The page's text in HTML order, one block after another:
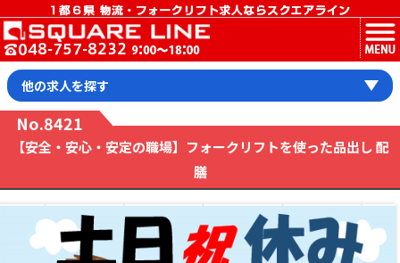
MENU
他の求人を探す
No.8421
【安全・安心・安定の職場】フォークリフトを使った品出し 配
膳